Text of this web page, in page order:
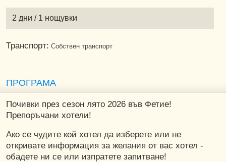
2 дни / 1 нощувки
Транспорт: Собствен транспорт
ПРОГРАМА
Почивки през сезон лято 2026 във Фетие!
Препоръчани хотели!
Ако се чудите кой хотел да изберете или не
откривате информация за желания от вас хотел -
обадете ни се или изпратете запитване!